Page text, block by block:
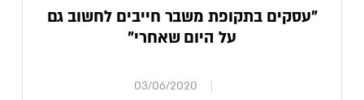
"עסקים בתקופת משבר חייבים לחשוב גם
על היום שאחרי"
03/06/2020